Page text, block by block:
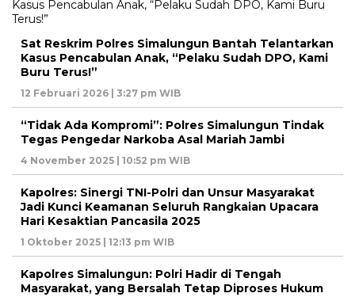
Sat Reskrim Polres Simalungun Bantah Telantarkan
Kasus Pencabulan Anak, “Pelaku Sudah DPO, Kami
Buru Terus!”
12 Februari 2026 | 3:27 pm WIB
“Tidak Ada Kompromi”: Polres Simalungun Tindak
Tegas Pengedar Narkoba Asal Mariah Jambi
4 November 2025 | 10:52 pm WIB
Kapolres: Sinergi TNI-Polri dan Unsur Masyarakat
Jadi Kunci Keamanan Seluruh Rangkaian Upacara
Hari Kesaktian Pancasila 2025
1 Oktober 2025 | 12:13 pm WIB
Kapolres Simalungun: Polri Hadir di Tengah
Masyarakat, yang Bersalah Tetap Diproses Hukum